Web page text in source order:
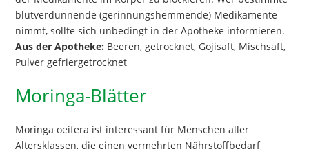
blutverdünnende (gerinnungshemmende) Medikamente
nimmt, sollte sich unbedingt in der Apotheke informieren.
Aus der Apotheke: Beeren, getrocknet, Gojisaft, Mischsaft,
Pulver gefriergetrocknet
Moringa-Blätter
Moringa oeifera ist interessant für Menschen aller
Altersklassen, die einen vermehrten Nährstoffbedarf